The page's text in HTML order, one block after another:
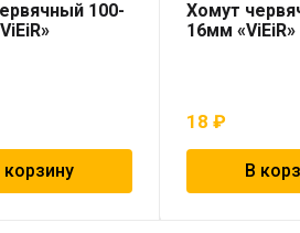
100-
корзину
Хомут
16мм «ViEiR»
18₽
В